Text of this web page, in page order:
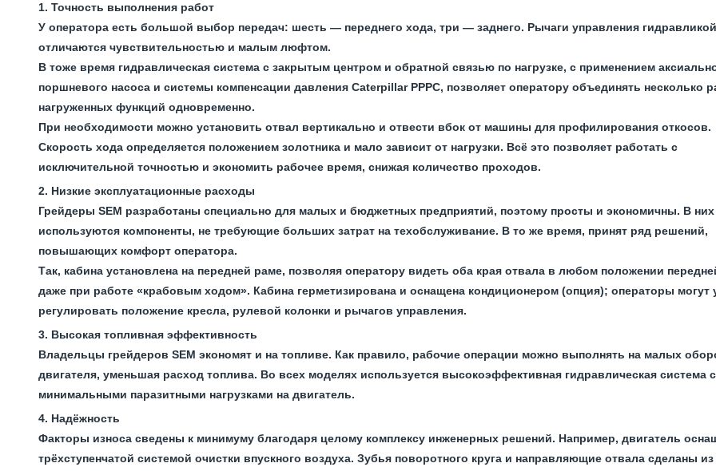
Точность выполнения работ
У оператора есть большой выбор передач: шесть — переднего хода, три — заднего. Рычаги управления гидравликой
отличаются чувствительностью и малым люфтом.
В тоже время гидравлическая система с закрытым центром и обратной связью по нагрузке, с применением
поршневого насоса и системы компенсации давления Caterpillar PPPC, позволяет оператору объединять несколько
нагруженных функций одновременно.
При необходимости можно установить отвал вертикально и отвести вбок от машины для профилирования откосов.
Скорость хода определяется положением золотника и мало зависит от нагрузки. Всё это позволяет работать с
исключительной точностью и экономить рабочее время, снижая количество проходов.
Низкие эксплуатационные расходы
Грейдеры SEM разработаны специально для малых и бюджетных предприятий, поэтому просты и экономичны. В них
используются компоненты, не требующие больших затрат на техобслуживание. В то же время, принят ряд решений,
повышающих комфорт оператора.
Так, кабина установлена на передней раме, позволяя оператору видеть оба края отвала в любом положении
даже при работе «крабовым ходом». Кабина герметизирована и оснащена кондиционером (опция); операторы могут
регулировать положение кресла, рулевой колонки и рычагов управления.
Высокая топливная эффективность
Владельцы грейдеров SEM экономят и на топливе. Как правило, рабочие операции можно выполнять на малых
двигателя, уменьшая расход топлива. Во всех моделях используется высокоэффективная гидравлическая система с
минимальными паразитными нагрузками на двигатель.
Надёжность
Факторы износа сведены к минимуму благодаря целому комплексу инженерных решений. Например, двигатель
трёхступенчатой системой очистки впускного воздуха. Зубья поворотного круга и направляющие отвала сделаны из